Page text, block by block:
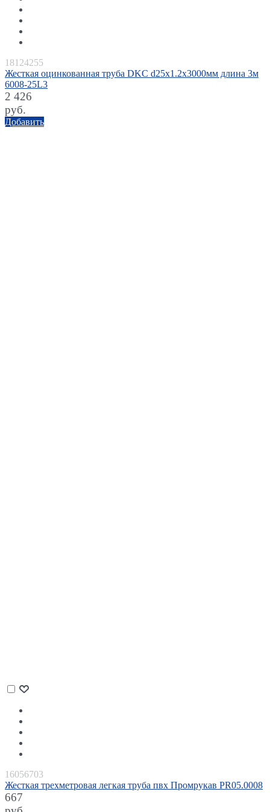
18124255
Жесткая оцинкованная труба DKC d25х1.2х3000мм длина 3м
6008-25L3
2 426
руб.
Добавить
16056703
Жесткая трехметровая легкая труба пвх Промрукав PR05.0008
667